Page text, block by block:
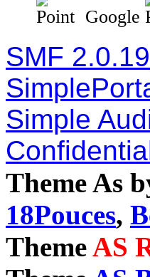
Google
SMF 2.0.19
Simple
Theme As
18Pouces,
ThemeAS